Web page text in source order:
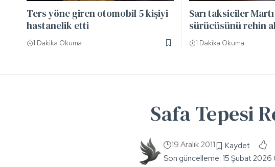
Ters yöne giren otomobil 5 kişiyi
hastanelik etti
1 Dakika Okuma
Sarı taksiciler
sürücüsünü rehin
1 Dakika Okuma
Safa Tepesi
Son güncelleme: 15 Şubat
19 Aralık 2011